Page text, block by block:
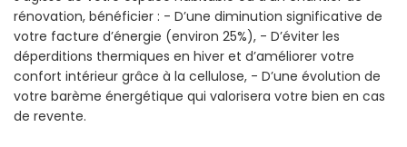
rénovation, bénéficier : - D’une diminution significative de
votre facture d’énergie (environ 25%), - D’éviter les
déperditions thermiques en hiver et d’améliorer votre
confort intérieur grâce à la cellulose, - D’une évolution de
votre barème énergétique qui valorisera votre bien en cas
de revente.